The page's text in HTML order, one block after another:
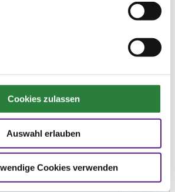
Cookies zulassen
Auswahl erlauben
Cookies verwenden
Disziplin
RPF